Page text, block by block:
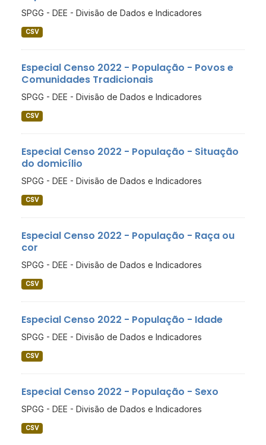
SPGG - DEE - Divisão de Dados e Indicadores
CSV
Especial Censo 2022 - População - Povos e
Comunidades Tradicionais
SPGG - DEE - Divisão de Dados e Indicadores
CSV
Especial Censo 2022 - População - Situação
do domicílio
SPGG - DEE - Divisão de Dados e Indicadores
CSV
Especial Censo 2022 - População - Raça ou
cor
SPGG - DEE - Divisão de Dados e Indicadores
CSV
Especial Censo 2022 - População - Idade
SPGG - DEE - Divisão de Dados e Indicadores
CSV
Especial Censo 2022 - População - Sexo
SPGG - DEE - Divisão de Dados e Indicadores
CSV